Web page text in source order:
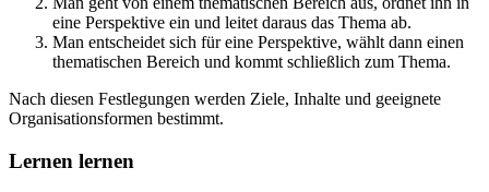
eine Perspektive ein und leitet daraus das Thema ab.
Man entscheidet sich für eine Perspektive, wählt dann einen
thematischen Bereich und kommt schließlich zum Thema.
Nach diesen Festlegungen werden Ziele, Inhalte und geeignete
Organisationsformen bestimmt.
Lernen lernen